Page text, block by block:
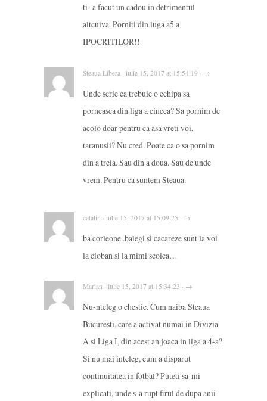
ti- a facut un cadou in detrimentul
altcuiva. Porniti din luga a5 a
IPOCRITILOR!!
Steaua Libera · iulie 15, 2017 at 15:54:19 · →
Unde scrie ca trebuie o echipa sa
porneasca din liga a cincea? Sa pornim de
acolo doar pentru ca asa vreti voi,
taranusii? Nu cred. Poate ca o sa pornim
din a treia. Sau din a doua. Sau de unde
vrem. Pentru ca suntem Steaua.
catalin · iulie 15, 2017 at 15:09:25 · →
ba corleone..balegi si cacareze sunt la voi
la cioban si la mimi scoica…
Marian · iulie 15, 2017 at 15:34:23 · →
Nu-nteleg o chestie. Cum naiba Steaua
Bucuresti, care a activat numai in Divizia
A si Liga I, din acest an joaca in liga a 4-a?
Si nu mai inteleg, cum a disparut
continuitatea in fotbal? Puteti sa-mi
explicati, unde s-a rupt firul de dupa anii